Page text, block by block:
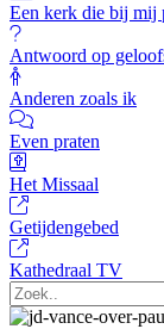
Een kerk die bij mij
Antwoord op
Anderen zoals ik
Even praten
Het Missaal
Getijdengebed
Kathedraal TV